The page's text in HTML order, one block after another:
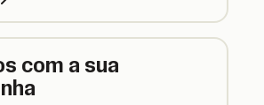
com a sua